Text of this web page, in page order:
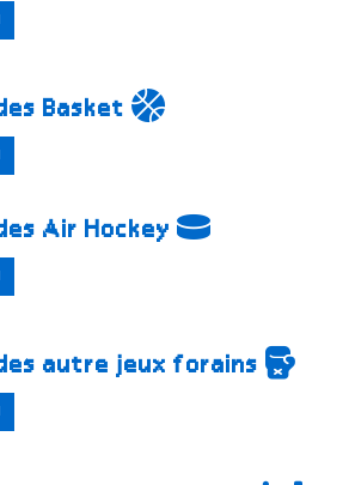
Basket
Air Hockey
autre jeux forains